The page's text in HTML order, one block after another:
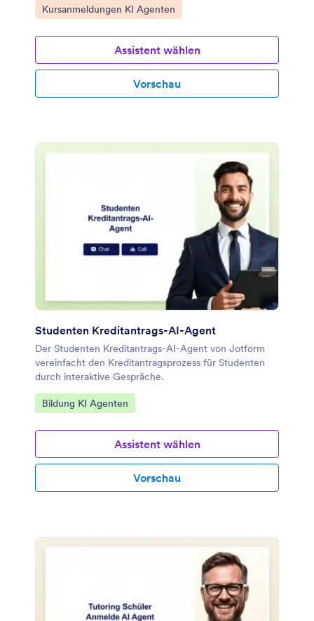
Zur Kategorie:
Kursanmeldungen KI Agenten
Assistent wählen
Vorschau
Studenten Kreditantrags-AI-Agent
Der Studenten Kreditantrags-AI-Agent von Jotform
vereinfacht den Kreditantragsprozess für Studenten
durch interaktive Gespräche.
Zur Kategorie:
Bildung KI Agenten
Assistent wählen
Vorschau